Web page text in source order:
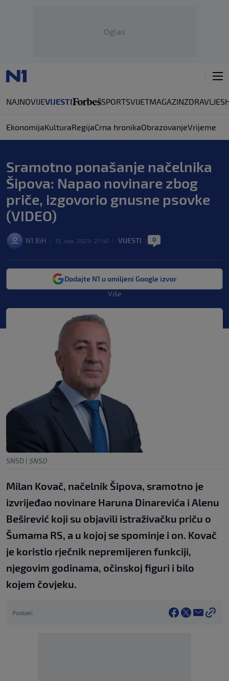
Oglas
NAJNOVIJEVIJESTI SPORTSVIJETMAGAZINZDRAVLJE
EkonomijaKulturaRegijaCrna hronikaObrazovanjeVrijeme
Sramotno ponašanje načelnika
Šipova: Napao novinare zbog
priče, izgovorio gnusne psovke
(VIDEO)
N1 BiH 15. sep. 2023. 21:40 VIJESTI 0
Dodajte N1 u omiljeni Google izvor
Više
SNSD | SNSD
Milan Kovač, načelnik Šipova, sramotno je
izvrijeđao novinare Haruna Dinarevića i Alenu
Beširević koji su objavili istraživačku priču o
Šumama RS, a u kojoj se spominje i on. Kovač
je koristio rječnik nepremijeren funkciji,
njegovim godinama, očinskoj figuri i bilo
kojem čovjeku.
Podijeli